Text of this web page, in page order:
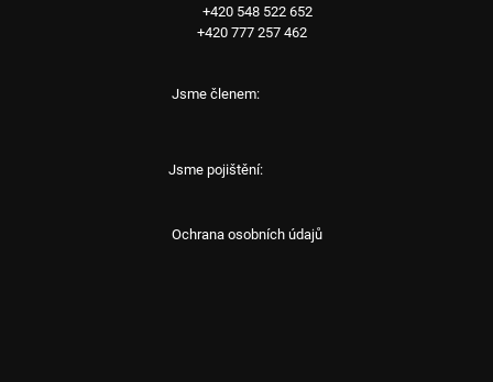
+420 548 522 652
+420 777 257 462
Jsme členem:
Jsme pojištění:
Ochrana osobních údajů